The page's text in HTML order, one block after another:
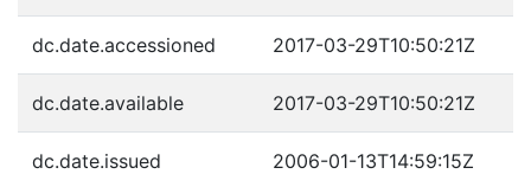
dc.date.accessioned 2017-03-29T10:50:21Z
dc.date.available 2017-03-29T10:50:21Z
dc.date.issued 2006-01-13T14:59:15Z